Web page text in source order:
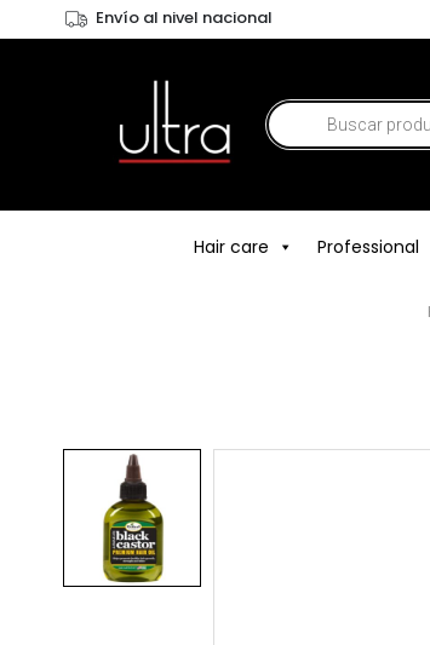
Envío al nivel nacional
Hair care Professional